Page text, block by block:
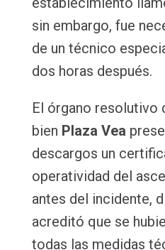
sin embargo, fue
de un técnico
dos horas después.
El órgano resolutivo
bien Plaza Vea
descargos un
operatividad del
antes del incidente,
acreditó que se
todas las medidas